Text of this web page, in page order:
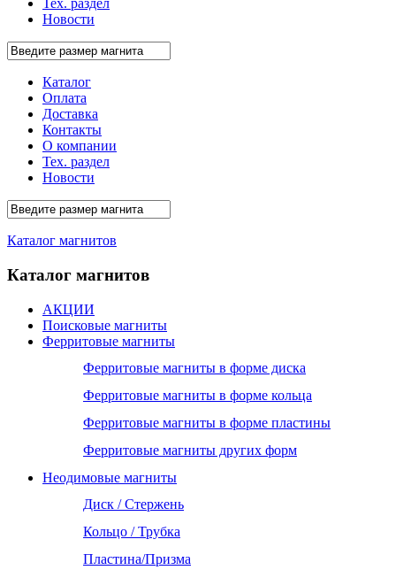
Тех. раздел
Новости
Каталог
Оплата
Доставка
Контакты
О компании
Тех. раздел
Новости
Каталог магнитов
Каталог магнитов
АКЦИИ
Поисковые магниты
Ферритовые магниты
Ферритовые магниты в форме диска
Ферритовые магниты в форме кольца
Ферритовые магниты в форме пластины
Ферритовые магниты других форм
Неодимовые магниты
Диск / Стержень
Кольцо / Трубка
Пластина/Призма